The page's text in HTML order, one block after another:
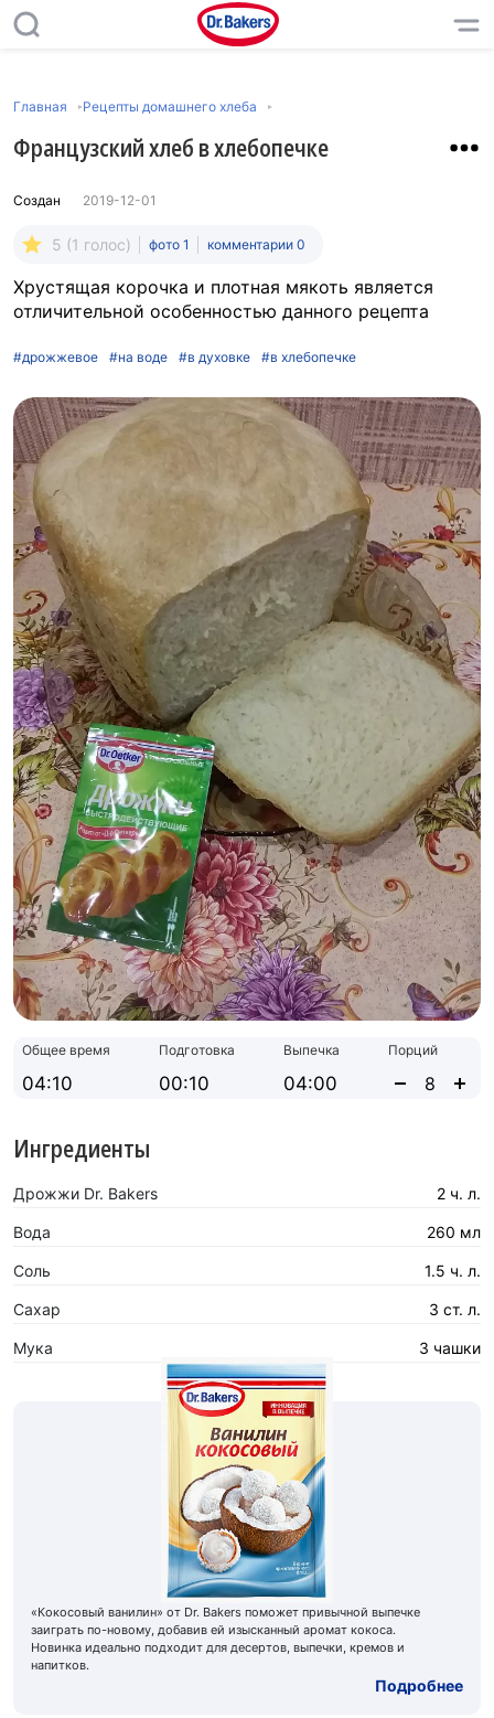
Главная Рецепты домашнего хлеба
Французский хлеб в хлебопечке
Создан 2019-12-01
5 (1 голос) фото 1 комментарии 0
Хрустящая корочка и плотная мякоть является
отличительной особенностью данного рецепта
#дрожжевое #на воде #в духовке #в хлебопечке
Общее время
04:10
Подготовка
00:10
Выпечка
04:00
Порций
Ингредиенты
Дрожжи Dr. Bakers 2 ч. л.
Вода 260 мл
Соль 1.5 ч. л.
Сахар 3 ст. л.
Мука 3 чашки
«Кокосовый ванилин» от Dr. Bakers поможет привычной выпечке
заиграть по-новому, добавив ей изысканный аромат кокоса.
Новинка идеально подходит для десертов, выпечки, кремов и
напитков.
Подробнее